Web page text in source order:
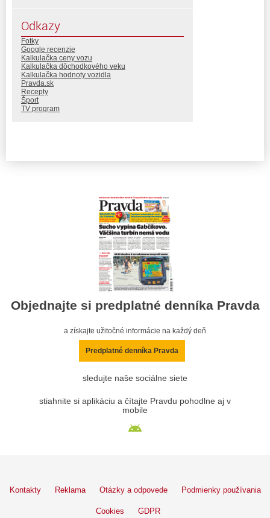
Odkazy
Fotky
Google recenzie
Kalkulačka ceny vozu
Kalkulačka dôchodkového veku
Kalkulačka hodnoty vozidla
Pravda.sk
Recepty
Šport
TV program
Objednajte si predplatné denníka Pravda
a získajte užitočné informácie na každý deň
Predplatné denníka Pravda
sledujte naše sociálne siete
stiahnite si aplikáciu a čítajte Pravdu pohodlne aj v
mobile
Kontakty Reklama Otázky a odpovede Podmienky používania
Cookies GDPR